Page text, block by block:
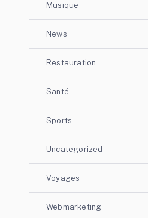
Musique
News
Restauration
Santé
Sports
Uncategorized
Voyages
Webmarketing